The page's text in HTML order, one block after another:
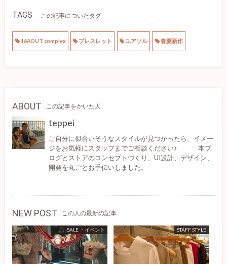
TAGS この記事についたタグ
16AOUT complex ブレスレット ユアソル 春夏新作
ABOUT この記事をかいた人
teppei
ご自分に似合いそうなスタイルが見つかったら、イメー
ジをお気軽にスタッフまでご相談ください♪ 本ブ
ログとストアのコンセプトづくり、UI設計、デザイン、
開発を丸ごとお手伝いしました。
NEW POST この人の最新の記事
SALE ・イベント STAFF STYLE